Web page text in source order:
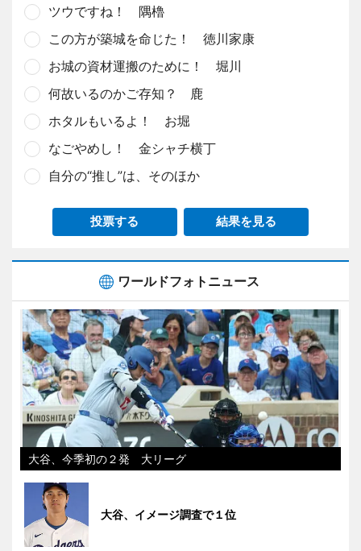
ツウですね！ 隅櫓
この方が築城を命じた！ 徳川家康
お城の資材運搬のために！ 堀川
何故いるのかご存知？ 鹿
ホタルもいるよ！ お堀
なごやめし！ 金シャチ横丁
自分の“推し”は、そのほか
投票する 結果を見る
ワールドフォトニュース
大谷、今季初の２発 大リーグ
大谷、イメージ調査で１位